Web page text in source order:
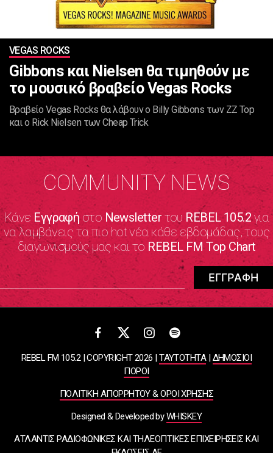
VEGAS ROCKS
Gibbons και Nielsen θα τιμηθούν με
το μουσικό βραβείο Vegas Rocks
Βραβείο Vegas Rocks θα λάβουν ο Billy Gibbons των ZZ Top
και ο Rick Nielsen των Cheap Trick
COMMUNITY NEWS
Κάνε Εγγραφήστο NewsletterτουREBEL 105.2για
να λαμβάνεις τα πιο hot νέα κάθε εβδομάδας, τους
διαγωνισμούς μας και το REBEL FM Top Chart
REBEL FM 105.2 | COPYRIGHT 2026 |ΤΑΥΤΟΤΗΤΑ|ΔΗΜΟΣΙΟΙ
ΠΟΡΟΙ
ΠΟΛΙΤΙΚΗ ΑΠΟΡΡΗΤΟΥ & ΟΡΟΙ ΧΡΗΣΗΣ
Designed & Developed byWHISKEY
ΑΤΛΑΝΤΙΣ ΡΑΔΙΟΦΩΝΙΚΕΣ ΚΑΙ ΤΗΛΕΟΠΤΙΚΕΣ ΕΠΙΧΕΙΡΗΣΕΙΣ ΚΑΙ